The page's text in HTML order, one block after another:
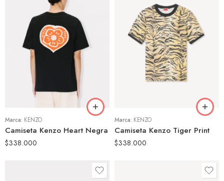
Marca: KENZO
Camiseta Kenzo Heart Negra
$338.000
S
M
L
XL
Marca: KENZO
Camiseta Kenzo Tiger Print
$338.000